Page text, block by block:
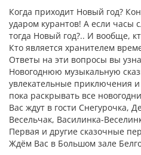
Когда приходит Новый год?
ударом курантов! А если часы
тогда Новый год?.. И вообще,
Кто является хранителем
Ответы на эти вопросы вы
Новогоднюю музыкальную
увлекательные приключения
пока раскрывать все
Вас ждут в гости Снегурочка,
Весельчак, Василинка-
Первая и другие сказочные
Ждём Вас в Большом зале